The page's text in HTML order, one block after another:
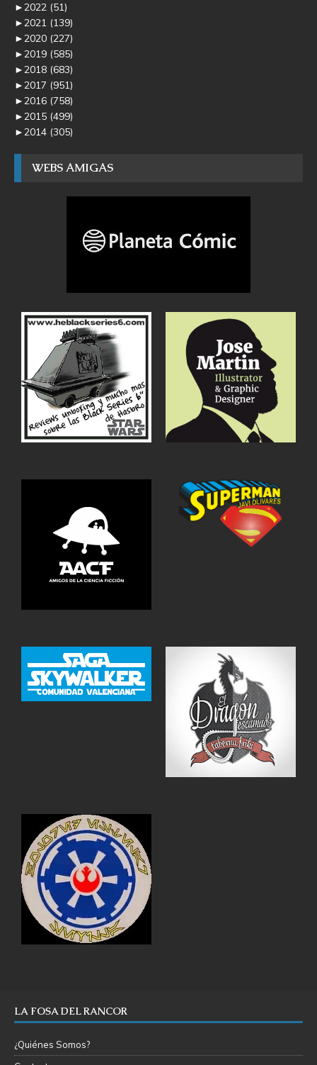
►2022 (51)
►2021 (139)
►2020 (227)
►2019 (585)
►2018 (683)
►2017 (951)
►2016 (758)
►2015 (499)
►2014 (305)
WEBS AMIGAS
LA FOSA DEL RANCOR
¿Quiénes Somos?